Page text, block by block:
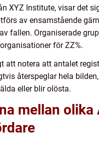
XYZ Institute, visar det
av ensamstående
fallen. Organiserade
för ZZ%.
att notera att antalet
återspeglar hela
eller blir olösta.
mellan olika